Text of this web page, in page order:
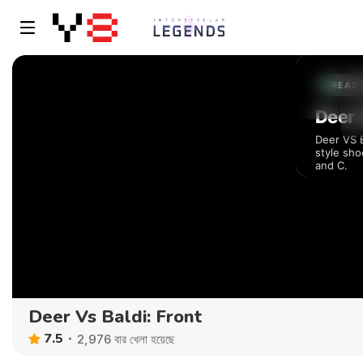
Deer Vs Baldi: Front
7.5 2,976 বার খেলা হয়েছে